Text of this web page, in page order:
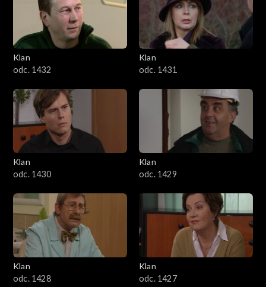
Klan
odc. 1432
Klan
odc. 1431
Klan
odc. 1430
Klan
odc. 1429
Klan
odc. 1428
Klan
odc. 1427